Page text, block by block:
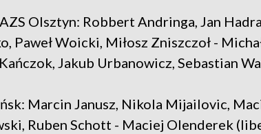
Olsztyn: Robbert Andringa, Jan
Paweł Woicki, Miłosz Zniszczoł -
Jakub Urbanowicz, Sebastian
Marcin Janusz, Nikola Mijailovic,
Ruben Schott - Maciej Olenderek